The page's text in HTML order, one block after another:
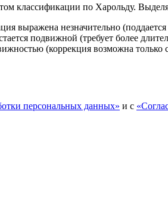
классификации по Харольду.
выражена незначительно
подвижной (требует более
(коррекция возможна
персональных данных» и с